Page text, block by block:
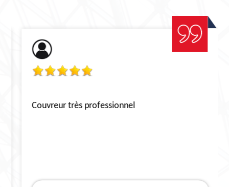
Couvreur très professionnel